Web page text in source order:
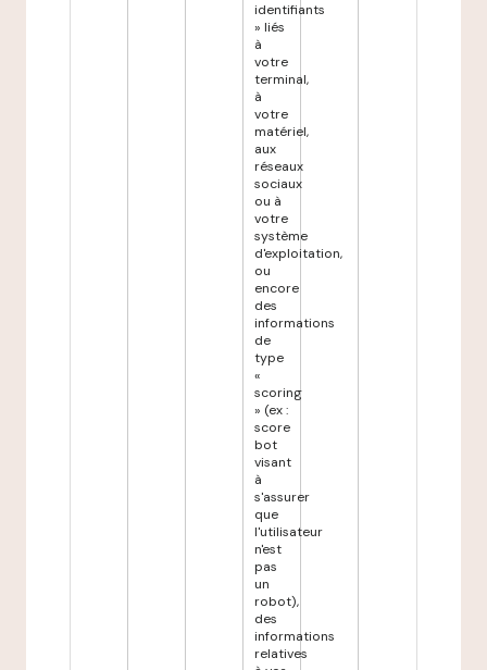
identifiants
» liés
à
votre
terminal,
à
votre
matériel,
aux
réseaux
sociaux
ou à
votre
système
d'exploitation,
ou
encore
des
informations
de
type
«
scoring
» (ex :
score
bot
visant
à
s'assurer
que
l'utilisateur
n'est
pas
un
robot),
des
informations
relatives